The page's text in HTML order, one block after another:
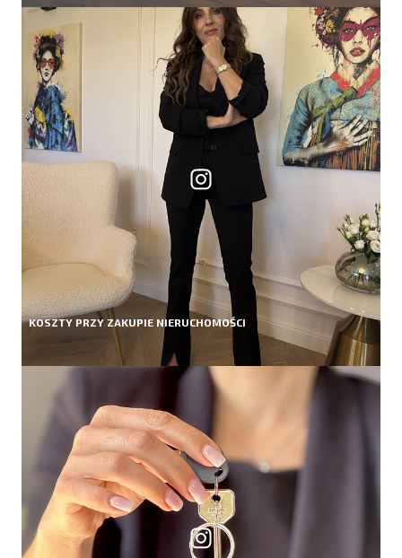
KOSZTY PRZY ZAKUPIE NIERUCHOMOŚCI